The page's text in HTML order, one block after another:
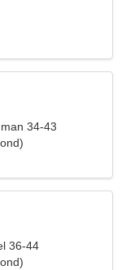
34-43
36-44